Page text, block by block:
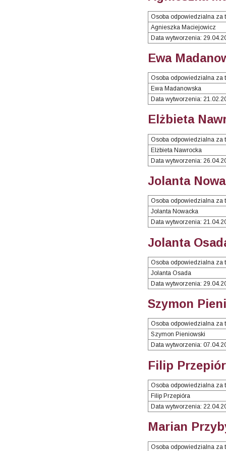
Osoba odpowiedzialna za
Agnieszka Maciejowicz
Data wytworzenia:
Ewa
Osoba odpowiedzialna za
Ewa Madanowska
Data wytworzenia:
Elżbieta
Osoba odpowiedzialna za
Elżbieta Nawrocka
Data wytworzenia:
Jolanta
Osoba odpowiedzialna za
Jolanta Nowacka
Data wytworzenia:
Jolanta
Osoba odpowiedzialna za
Jolanta Osada
Data wytworzenia:
Szymon
Osoba odpowiedzialna za
Szymon Pieniowski
Data wytworzenia:
Filip
Osoba odpowiedzialna za
Filip Przepióra
Data wytworzenia:
Marian
Osoba odpowiedzialna za